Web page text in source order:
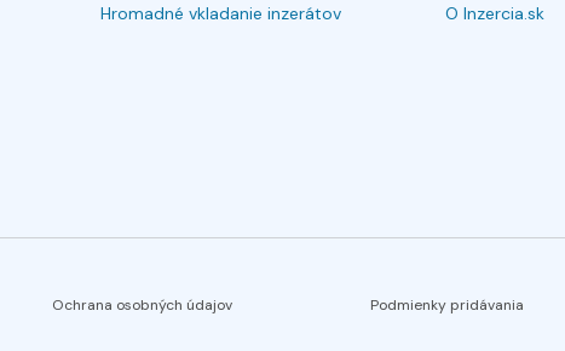
Hromadné vkladanie inzerátov
O Inzercia.sk
Ochrana osobných údajov Podmienky pridávania